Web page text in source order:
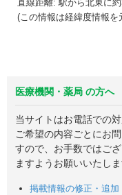
直線距離: 駅から北東に
(この情報は経緯度情報を
医療機関・薬局 の方へ
当サイトはお電話での
ご希望の内容ごとにお
すので、お手数ではご
ますようお願いいたしま
掲載情報の修正・追